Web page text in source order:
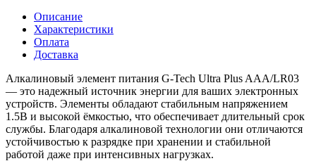
Описание
Характеристики
Оплата
Доставка
Алкалиновый элемент питания G-Tech Ultra Plus AAA/LR03
— это надежный источник энергии для ваших электронных
устройств. Элементы обладают стабильным напряжением
1.5В и высокой ёмкостью, что обеспечивает длительный срок
службы. Благодаря алкалиновой технологии они отличаются
устойчивостью к разрядке при хранении и стабильной
работой даже при интенсивных нагрузках.